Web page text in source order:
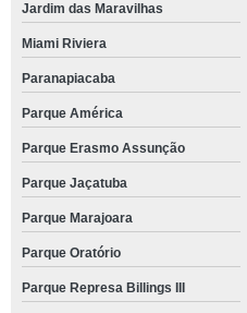
Jardim das Maravilhas
Miami Riviera
Paranapiacaba
Parque América
Parque Erasmo Assunção
Parque Jaçatuba
Parque Marajoara
Parque Oratório
Parque Represa Billings III